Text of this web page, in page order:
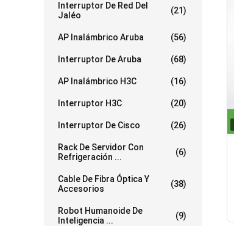
Interruptor De Red Del
Jaléo
(21)
AP Inalámbrico Aruba (56)
Interruptor De Aruba (68)
AP Inalámbrico H3C (16)
Interruptor H3C (20)
Interruptor De Cisco (26)
Rack De Servidor Con
Refrigeración ...
(6)
Cable De Fibra Óptica Y
Accesorios
(38)
Robot Humanoide De
Inteligencia ...
(9)